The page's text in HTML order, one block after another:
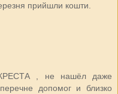
прийшли кошти.
, не нашёл даже
допомог и близко